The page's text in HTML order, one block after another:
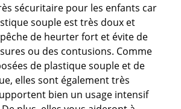
sécuritaire pour les enfants car
souple est très doux et
de heurter fort et évite de
ou des contusions. Comme
de plastique souple et de
elles sont également très
bien un usage intensif